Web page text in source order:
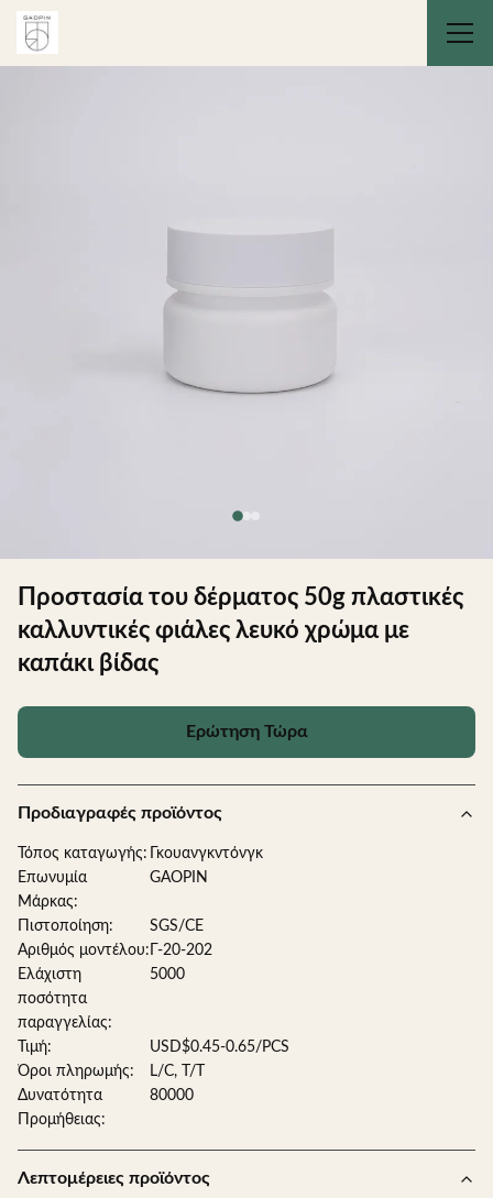
Προστασία του δέρματος 50g πλαστικές
καλλυντικές φιάλες λευκό χρώμα με
καπάκι βίδας
Ερώτηση Τώρα
Προδιαγραφές προϊόντος
Τόπος καταγωγής:
Γκουανγκντόνγκ
Επωνυμία
Μάρκας:
GAOPIN
Πιστοποίηση:
SGS/CE
Αριθμός μοντέλου: Γ-20-202
Ελάχιστη
ποσότητα
παραγγελίας:
5000
Τιμή:
USD$0.45-0.65/PCS
Όροι πληρωμής:
L/C, T/T
Δυνατότητα
Προμήθειας:
80000
Λεπτομέρειες προϊόντος